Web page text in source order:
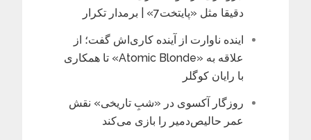
دقیقا مثل «پایتخت7» | برمدار تکرار
اینده ناوارت از آینده کاری‌اش گفت؛ از
علاقه به «Atomic Blonde» تا همکاری
با رایان کوگلر
روزگار آکسوی در «شبِ تاریخی» نقش
عمر حالیص‌دمیر را بازی می‌کند